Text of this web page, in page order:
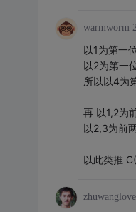
warmworm
以1为第一
以2为第一
所以以4为
再 以1,2为
以2,3为前
以此类推
zhuwanglove